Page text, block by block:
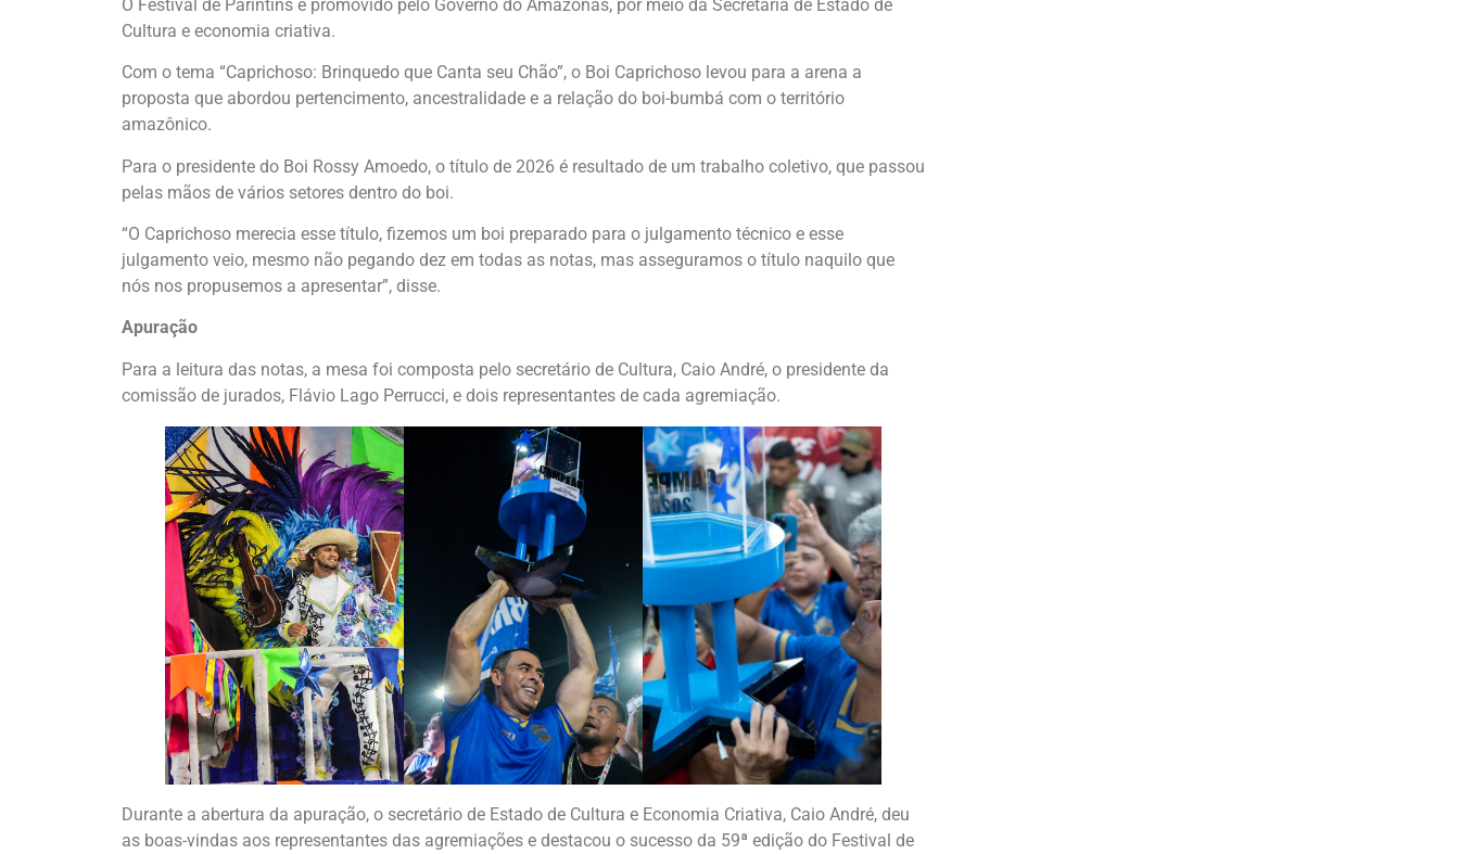
O Festival de Parintins é promovido pelo Governo do Amazonas, por meio da Secretaria de Estado de
Cultura e economia criativa.
Com o tema “Caprichoso: Brinquedo que Canta seu Chão”, o Boi Caprichoso levou para a arena a
proposta que abordou pertencimento, ancestralidade e a relação do boi-bumbá com o território
amazônico.
Para o presidente do Boi Rossy Amoedo, o título de 2026 é resultado de um trabalho coletivo, que passou
pelas mãos de vários setores dentro do boi.
“O Caprichoso merecia esse título, fizemos um boi preparado para o julgamento técnico e esse
julgamento veio, mesmo não pegando dez em todas as notas, mas asseguramos o título naquilo que
nós nos propusemos a apresentar”, disse.
Apuração
Para a leitura das notas, a mesa foi composta pelo secretário de Cultura, Caio André, o presidente da
comissão de jurados, Flávio Lago Perrucci, e dois representantes de cada agremiação.
Durante a abertura da apuração, o secretário de Estado de Cultura e Economia Criativa, Caio André, deu
as boas-vindas aos representantes das agremiações e destacou o sucesso da 59ª edição do Festival de